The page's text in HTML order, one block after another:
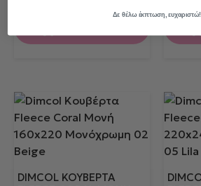
DIMCOL ΚΟΥΒΈΡΤΑ
Δε θέλω έκπτωση, ευχαριστώ!